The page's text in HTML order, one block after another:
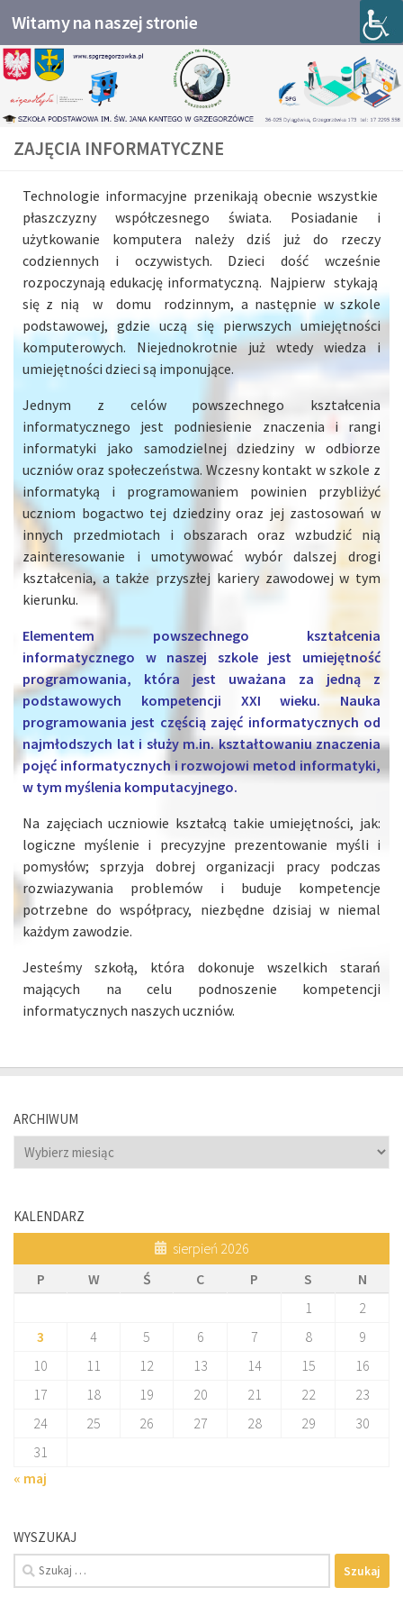
Przejdź do treści
Witamy na naszej stronie
ZAJĘCIA INFORMATYCZNE
Technologie informacyjne przenikają obecnie wszystkie
płaszczyzny współczesnego świata. Posiadanie i
użytkowanie komputera należy dziś już do rzeczy
codziennych i oczywistych. Dzieci dość wcześnie
rozpoczynają edukację informatyczną. Najpierw stykają
się z nią w domu rodzinnym, a następnie w szkole
podstawowej, gdzie uczą się pierwszych umiejętności
komputerowych. Niejednokrotnie już wtedy wiedza i
umiejętności dzieci są imponujące.
Jednym z celów powszechnego kształcenia
informatycznego jest podniesienie znaczenia i rangi
informatyki jako samodzielnej dziedziny w odbiorze
uczniów oraz społeczeństwa. Wczesny kontakt w szkole z
informatyką i programowaniem powinien przybliżyć
uczniom bogactwo tej dziedziny oraz jej zastosowań w
innych przedmiotach i obszarach oraz wzbudzić nią
zainteresowanie i umotywować wybór dalszej drogi
kształcenia, a także przyszłej kariery zawodowej w tym
kierunku.
Elementem powszechnego kształcenia
informatycznego w naszej szkole jest umiejętność
programowania, która jest uważana za jedną z
podstawowych kompetencji XXI wieku. Nauka
programowania jest częścią zajęć informatycznych od
najmłodszych lat i służy m.in. kształtowaniu znaczenia
pojęć informatycznych i rozwojowi metod informatyki,
w tym myślenia komputacyjnego.
Na zajęciach uczniowie kształcą takie umiejętności, jak:
logiczne myślenie i precyzyjne prezentowanie myśli i
pomysłów; sprzyja dobrej organizacji pracy podczas
rozwiazywania problemów i buduje kompetencje
potrzebne do współpracy, niezbędne dzisiaj w niemal
każdym zawodzie.
Jesteśmy szkołą, która dokonuje wszelkich starań
mających na celu podnoszenie kompetencji
informatycznych naszych uczniów.
ARCHIWUM
Archiwum
KALENDARZ
sierpień 2026
P
W Ś C P S
N
1
2
3
4 5 6 7 8
9
10
11 12 13 14 15
16
17
18 19 20 21 22
23
24
25 26 27 28 29
30
31
« maj
WYSZUKAJ
Szukaj: